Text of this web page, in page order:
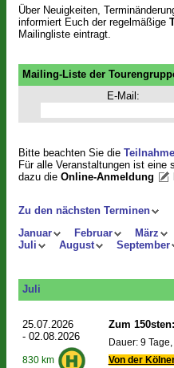
Über Neuigkeiten,
informiert Euch der regelmäßige
Mailingliste eintragt.
Mailing-Liste der
E-Mail:
Bitte beachten Sie die
Für alle Veranstaltungen ist
dazu die Online-Anmeldung
Zu den nächsten Terminen
Januar
Februar
März
Juli
August September
Juli
25.07.2026
- 02.08.2026
830 km
Zum
Dauer: 9
Von der